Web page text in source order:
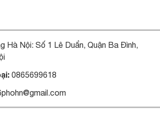
Hà Nội: Số 1 Lê Duẩn, Quận Ba Đình,
0865699618